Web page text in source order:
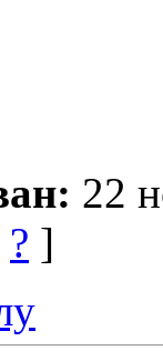
22
? ]